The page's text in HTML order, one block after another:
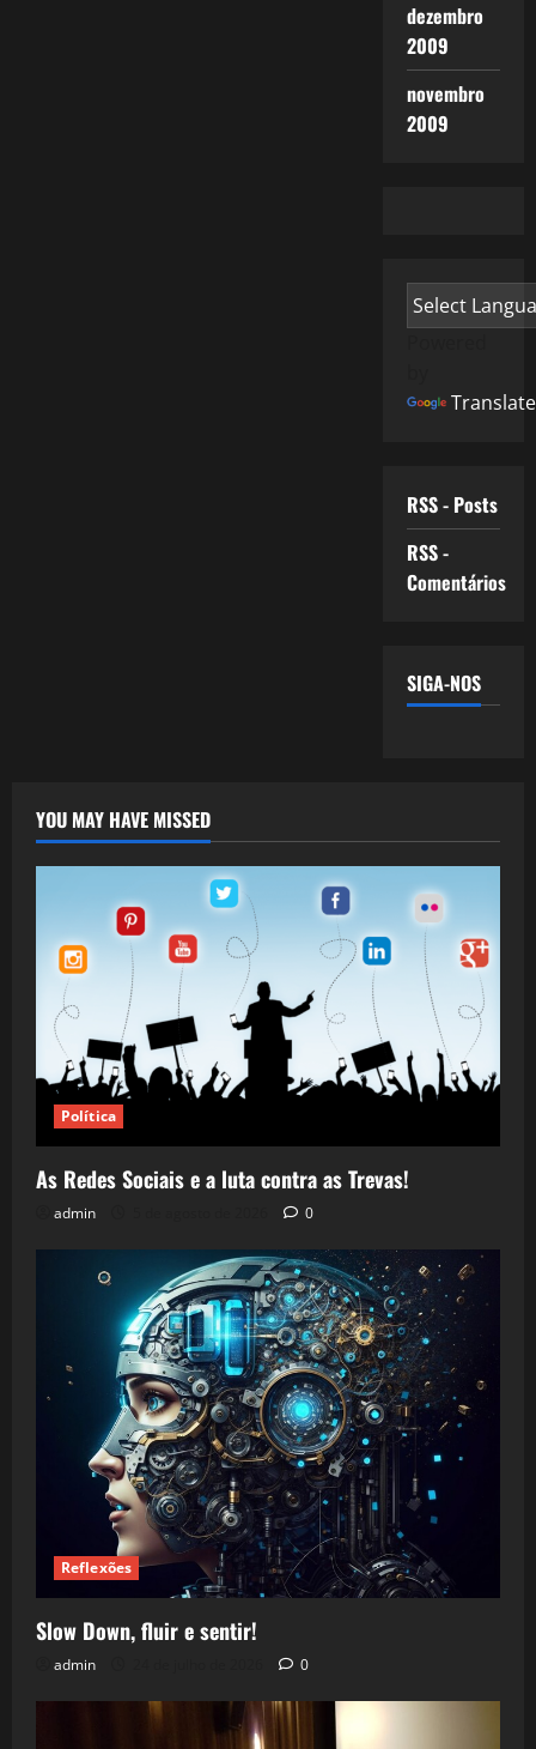
dezembro
2009
novembro
2009
Translate
RSS - Posts
RSS -
Comentários
SIGA-NOS
YOU MAY HAVE MISSED
Política
As Redes Sociais e a luta contra as Trevas!
admin 0
Reflexões
Slow Down, fluir e sentir!
admin 0